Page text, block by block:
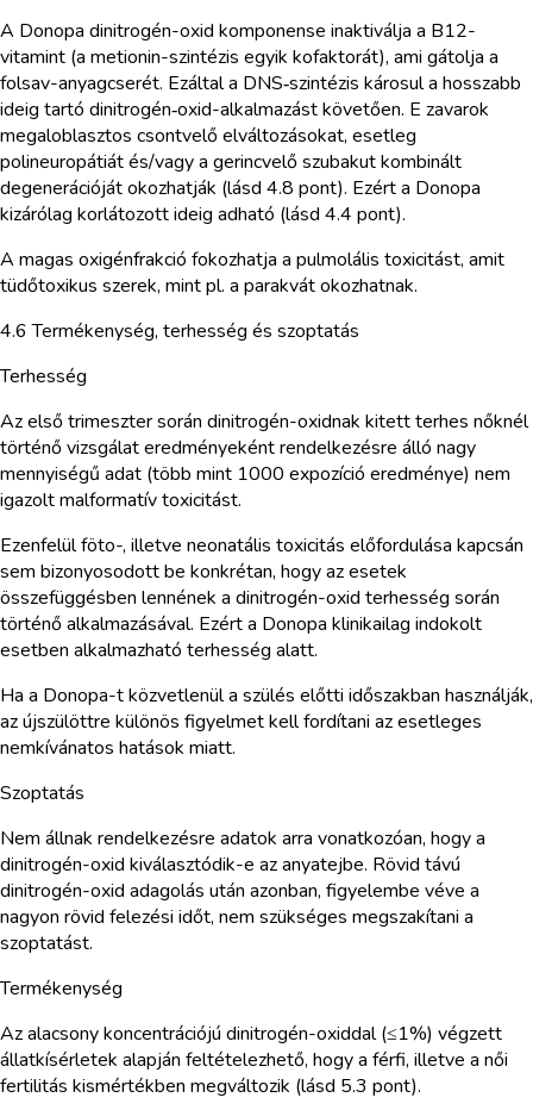
A Donopa dinitrogén-oxid komponense inaktiválja a B12-
vitamint (a metionin-szintézis egyik kofaktorát), ami gátolja a
folsav-anyagcserét. Ezáltal a DNS‑szintézis károsul a hosszabb
ideig tartó dinitrogén‑oxid-alkalmazást követően. E zavarok
megaloblasztos csontvelő elváltozásokat, esetleg
polineuropátiát és/vagy a gerincvelő szubakut kombinált
degenerációját okozhatják (lásd 4.8 pont). Ezért a Donopa
kizárólag korlátozott ideig adható (lásd 4.4 pont).
A magas oxigénfrakció fokozhatja a pulmolális toxicitást, amit
tüdőtoxikus szerek, mint pl. a parakvát okozhatnak.
4.6 Termékenység, terhesség és szoptatás
Terhesség
Az első trimeszter során dinitrogén-oxidnak kitett terhes nőknél
történő vizsgálat eredményeként rendelkezésre álló nagy
mennyiségű adat (több mint 1000 expozíció eredménye) nem
igazolt malformatív toxicitást.
Ezenfelül föto-, illetve neonatális toxicitás előfordulása kapcsán
sem bizonyosodott be konkrétan, hogy az esetek
összefüggésben lennének a dinitrogén-oxid terhesség során
történő alkalmazásával. Ezért a Donopa klinikailag indokolt
esetben alkalmazható terhesség alatt.
Ha a Donopa-t közvetlenül a szülés előtti időszakban használják,
az újszülöttre különös figyelmet kell fordítani az esetleges
nemkívánatos hatások miatt.
Szoptatás
Nem állnak rendelkezésre adatok arra vonatkozóan, hogy a
dinitrogén-oxid kiválasztódik-e az anyatejbe. Rövid távú
dinitrogén-oxid adagolás után azonban, figyelembe véve a
nagyon rövid felezési időt, nem szükséges megszakítani a
szoptatást.
Termékenység
Az alacsony koncentrációjú dinitrogén-oxiddal (≤1%) végzett
állatkísérletek alapján feltételezhető, hogy a férfi, illetve a női
fertilitás kismértékben megváltozik (lásd 5.3 pont).